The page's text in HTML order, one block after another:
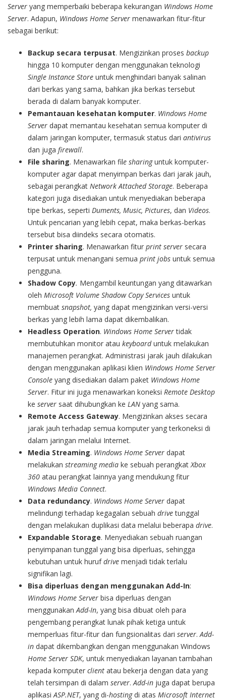
Server yang memperbaiki beberapa kekurangan Windows Home
Server. Adapun, Windows Home Server menawarkan fitur-fitur
sebagai berikut:
Backup secara terpusat. Mengizinkan proses backup
hingga 10 komputer dengan menggunakan teknologi
Single Instance Store untuk menghindari banyak salinan
dari berkas yang sama, bahkan jika berkas tersebut
berada di dalam banyak komputer.
Pemantauan kesehatan komputer. Windows Home
Server dapat memantau kesehatan semua komputer di
dalam jaringan komputer, termasuk status dari antivirus
dan juga firewall.
File sharing. Menawarkan file sharinguntuk komputer-
komputer agar dapat menyimpan berkas dari jarak jauh,
sebagai perangkat Network Attached Storage. Beberapa
kategori juga disediakan untuk menyediakan beberapa
tipe berkas, seperti Duments, Music, Pictures, dan Videos.
Untuk pencarian yang lebih cepat, maka berkas-berkas
tersebut bisa diindeks secara otomatis.
Printer sharing. Menawarkan fitur print server secara
terpusat untuk menangani semua print jobs untuk semua
pengguna.
Shadow Copy. Mengambil keuntungan yang ditawarkan
oleh Microsoft Volume Shadow Copy Services untuk
membuat snapshot, yang dapat mengizinkan versi-versi
berkas yang lebih lama dapat dikembalikan.
Headless Operation. Windows Home Servertidak
membutuhkan monitor atau keyboarduntuk melakukan
manajemen perangkat. Administrasi jarak jauh dilakukan
dengan menggunakan aplikasi klien Windows Home Server
Console yang disediakan dalam paket Windows Home
Server. Fitur ini juga menawarkan koneksi Remote Desktop
ke server saat dihubungkan ke LAN yang sama.
Remote Access Gateway. Mengizinkan akses secara
jarak jauh terhadap semua komputer yang terkoneksi di
dalam jaringan melalui Internet.
Media Streaming. Windows Home Server dapat
melakukan streaming media ke sebuah perangkatXbox
360 atau perangkat lainnya yang mendukung fitur
Windows Media Connect.
Data redundancy. Windows Home Server dapat
melindungi terhadap kegagalan sebuah drivetunggal
dengan melakukan duplikasi data melalui beberapa drive.
Expandable Storage. Menyediakan sebuah ruangan
penyimpanan tunggal yang bisa diperluas, sehingga
kebutuhan untuk hurufdrive menjadi tidak terlalu
signifikan lagi.
Bisa diperluas dengan menggunakan Add-In:
Windows Home Server bisa diperluas dengan
menggunakanAdd-In, yang bisa dibuat oleh para
pengembang perangkat lunak pihak ketiga untuk
memperluas fitur-fitur dan fungsionalitas dari server.Add-
in dapat dikembangkan dengan menggunakan Windows
Home Server SDK, untuk menyediakan layanan tambahan
kepada komputer client atau bekerja dengan data yang
telah tersimpan di dalam server.Add-in juga dapat berupa
aplikasiASP.NET, yang di-hostingdi atas Microsoft Internet